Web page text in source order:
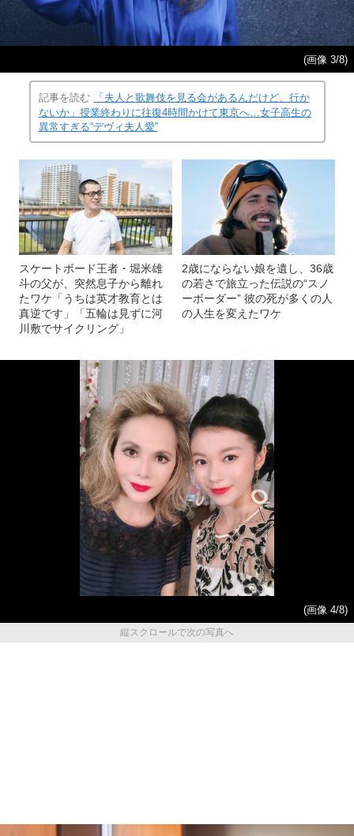
(画像 3/8)
記事を読む
「夫人と歌舞伎を見る会があるんだけど、行か
ないか」授業終わりに往復4時間かけて東京へ…女子高生の
異常すぎる“デヴィ夫人愛”
スケートボード王者・堀米雄
斗の父が、突然息子から離れ
たワケ「うちは英才教育とは
真逆です」「五輪は見ずに河
川敷でサイクリング」
2歳にならない娘を遺し、36歳
の若さで旅立った伝説の“スノ
ーボーダー” 彼の死が多くの人
の人生を変えたワケ
(画像 4/8)
縦スクロールで次の写真へ